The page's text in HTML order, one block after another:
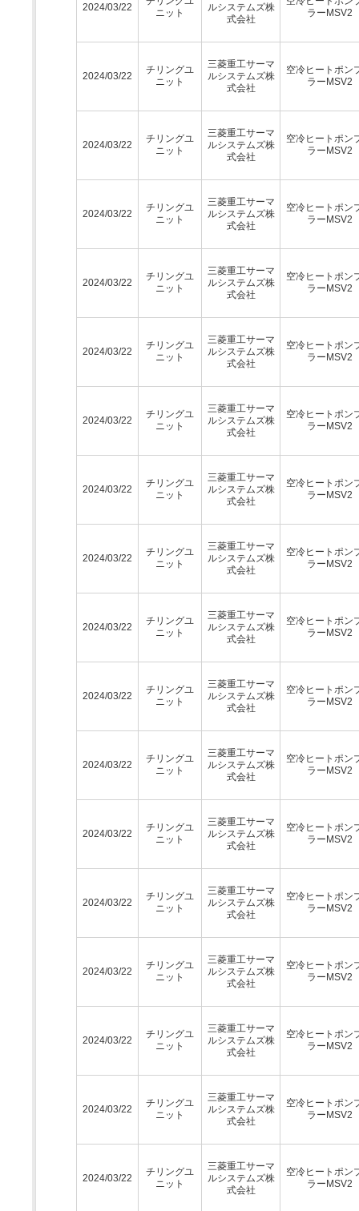
2024/03/22
ニット
ルシステムズ株
式会社
ラーMSV2
2024/03/22
チリングユ
ニット
三菱重工サーマ
ルシステムズ株
式会社
空冷ヒートポン
ラーMSV2
2024/03/22
チリングユ
ニット
三菱重工サーマ
ルシステムズ株
式会社
空冷ヒートポン
ラーMSV2
2024/03/22
チリングユ
ニット
三菱重工サーマ
ルシステムズ株
式会社
空冷ヒートポン
ラーMSV2
2024/03/22
チリングユ
ニット
三菱重工サーマ
ルシステムズ株
式会社
空冷ヒートポン
ラーMSV2
2024/03/22
チリングユ
ニット
三菱重工サーマ
ルシステムズ株
式会社
空冷ヒートポン
ラーMSV2
2024/03/22
チリングユ
ニット
三菱重工サーマ
ルシステムズ株
式会社
空冷ヒートポン
ラーMSV2
2024/03/22
チリングユ
ニット
三菱重工サーマ
ルシステムズ株
式会社
空冷ヒートポン
ラーMSV2
2024/03/22
チリングユ
ニット
三菱重工サーマ
ルシステムズ株
式会社
空冷ヒートポン
ラーMSV2
2024/03/22
チリングユ
ニット
三菱重工サーマ
ルシステムズ株
式会社
空冷ヒートポン
ラーMSV2
2024/03/22
チリングユ
ニット
三菱重工サーマ
ルシステムズ株
式会社
空冷ヒートポン
ラーMSV2
2024/03/22
チリングユ
ニット
三菱重工サーマ
ルシステムズ株
式会社
空冷ヒートポン
ラーMSV2
2024/03/22
チリングユ
ニット
三菱重工サーマ
ルシステムズ株
式会社
空冷ヒートポン
ラーMSV2
2024/03/22
チリングユ
ニット
三菱重工サーマ
ルシステムズ株
式会社
空冷ヒートポン
ラーMSV2
2024/03/22
チリングユ
ニット
三菱重工サーマ
ルシステムズ株
式会社
空冷ヒートポン
ラーMSV2
2024/03/22
チリングユ
ニット
三菱重工サーマ
ルシステムズ株
式会社
空冷ヒートポン
ラーMSV2
2024/03/22
チリングユ
ニット
三菱重工サーマ
ルシステムズ株
式会社
空冷ヒートポン
ラーMSV2
2024/03/22
チリングユ
ニット
三菱重工サーマ
ルシステムズ株
式会社
空冷ヒートポン
ラーMSV2